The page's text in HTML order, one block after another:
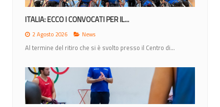
NAZIONALE IN RADUNO A TIRRENIA, POI I...
27 Luglio 2026 News
Da martedì 28 luglio, la Nazionale italiana di...